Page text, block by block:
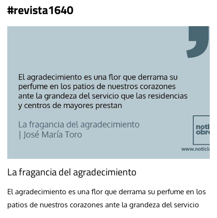
#revista1640
La fragancia del agradecimiento
El agradecimiento es una flor que derrama su perfume en los
patios de nuestros corazones ante la grandeza del servicio